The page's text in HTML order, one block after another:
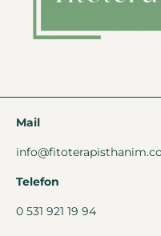
Mail
Telefon
0 531 921 19 94